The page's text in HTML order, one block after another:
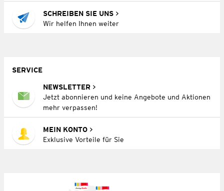
SCHREIBEN SIE UNS
Wir helfen Ihnen weiter
SERVICE
NEWSLETTER
Jetzt abonnieren und keine Angebote und Aktionen
mehr verpassen!
MEIN KONTO
Exklusive Vorteile für Sie